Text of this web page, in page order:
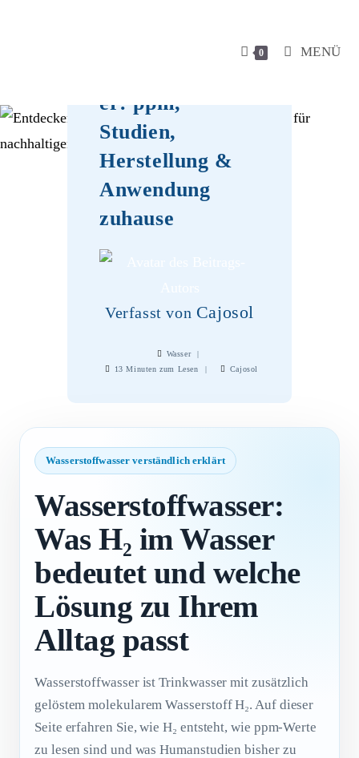
0 MENÜ
er: ppm,
Studien,
Herstellung &
Anwendung
zuhause
Verfasst von Cajosol
Wasser
13 Minuten zum Lesen
Cajosol
Wasserstoffwasser verständlich erklärt
Wasserstoffwasser:
Was H₂ im Wasser
bedeutet und welche
Lösung zu Ihrem
Alltag passt
Wasserstoffwasser ist Trinkwasser mit zusätzlich
gelöstem molekularem Wasserstoff H₂. Auf dieser
Seite erfahren Sie, wie H₂ entsteht, wie ppm-Werte
zu lesen sind und was Humanstudien bisher zu